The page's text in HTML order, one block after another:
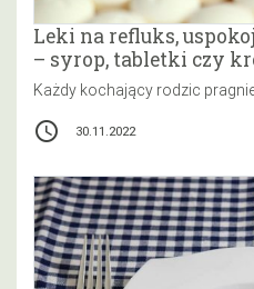
Leki na refluks,
– syrop, tabletki czy
access_time 30.11.2022